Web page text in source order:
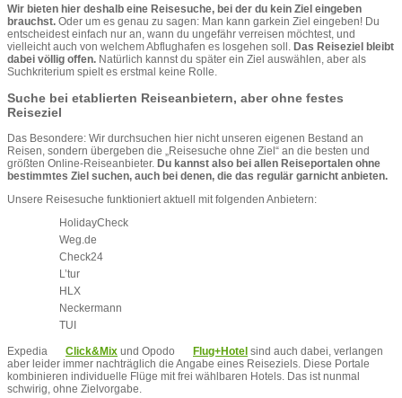
Wir bieten hier deshalb eine Reisesuche, bei der du kein Ziel eingeben
brauchst. Oder um es genau zu sagen: Man kann garkein Ziel eingeben! Du
entscheidest einfach nur an, wann du ungefähr verreisen möchtest, und
vielleicht auch von welchem Abflughafen es losgehen soll. Das Reiseziel bleibt
dabei völlig offen. Natürlich kannst du später ein Ziel auswählen, aber als
Suchkriterium spielt es erstmal keine Rolle.
Suche bei etablierten Reiseanbietern, aber ohne festes
Reiseziel
Das Besondere: Wir durchsuchen hier nicht unseren eigenen Bestand an
Reisen, sondern übergeben die „Reisesuche ohne Ziel“ an die besten und
größten Online-Reiseanbieter. Du kannst also bei allen Reiseportalen ohne
bestimmtes Ziel suchen, auch bei denen, die das regulär garnicht anbieten.
Unsere Reisesuche funktioniert aktuell mit folgenden Anbietern:
HolidayCheck
Weg.de
Check24
L’tur
HLX
Neckermann
TUI
Expedia Click&Mix und Opodo Flug+Hotel sind auch dabei, verlangen
aber leider immer nachträglich die Angabe eines Reiseziels. Diese Portale
kombinieren individuelle Flüge mit frei wählbaren Hotels. Das ist nunmal
schwirig, ohne Zielvorgabe.